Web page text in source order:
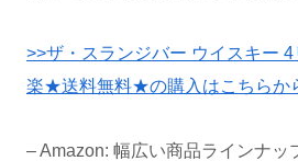
>>ザ・スランジバー ウイスキー
楽★送料無料★の購入はこちらか
– Amazon: 幅広い商品ラインナッ